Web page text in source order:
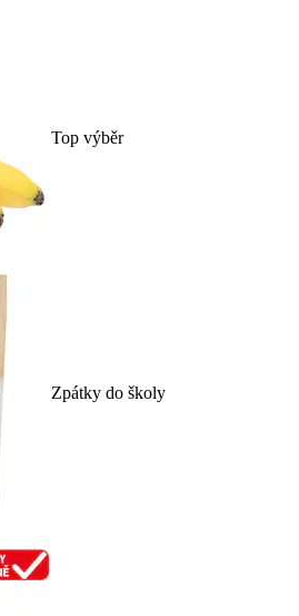
Top výběr
Zpátky do školy